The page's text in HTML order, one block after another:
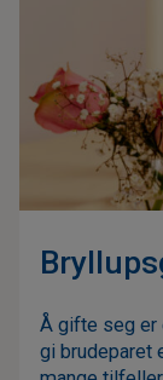
Å gifte seg er
gi brudeparet